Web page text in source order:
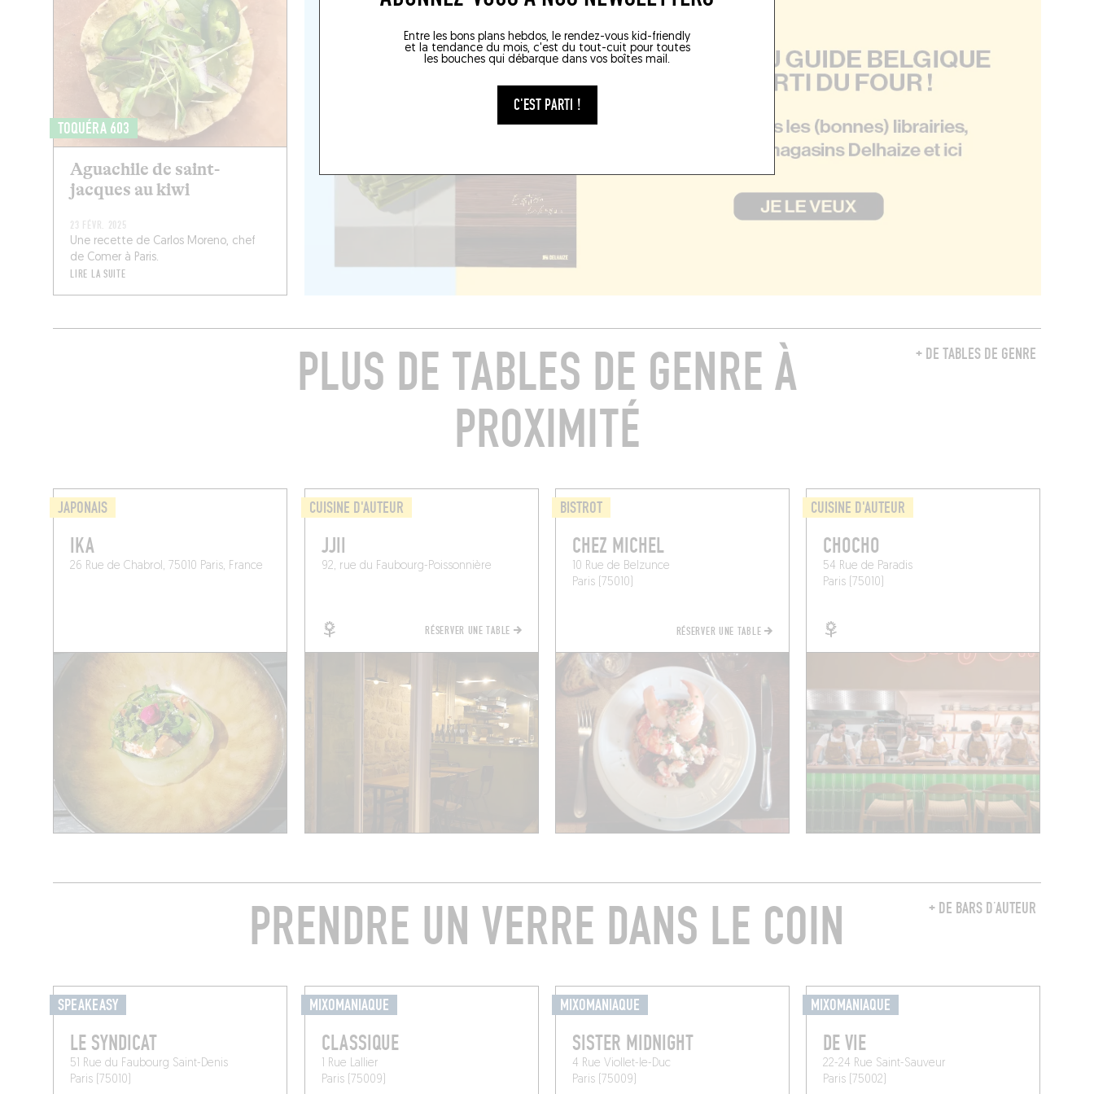
Entre les bons plans hebdos, le rendez-vous kid-friendly
et la tendance du mois, c'est du tout-cuit pour toutes
les bouches qui débarque dans vos boîtes mail.
C'EST PARTI !
TOQUÉRA 603
Aguachile de saint-
jacques au kiwi
23 FÉVR. 2025
Une recette de Carlos Moreno, chef
de Comer à Paris.
LIRE LA SUITE
+ DE TABLES DE GENRE
PLUS DE TABLES DE GENRE À
PROXIMITÉ
JAPONAIS
IKA
26 Rue de Chabrol, 75010 Paris, France
CUISINE D'AUTEUR
JJII
92, rue du Faubourg-Poissonnière
RÉSERVER UNE TABLE
BISTROT
CHEZ MICHEL
10 Rue de Belzunce
Paris (75010)
RÉSERVER UNE TABLE
CUISINE D'AUTEUR
CHOCHO
54 Rue de Paradis
Paris (75010)
+ DE BARS D’AUTEUR
PRENDRE UN VERRE DANS LE COIN
SPEAKEASY
LE SYNDICAT
51 Rue du Faubourg Saint-Denis
Paris (75010)
MIXOMANIAQUE
CLASSIQUE
1 Rue Lallier
Paris (75009)
MIXOMANIAQUE
SISTER MIDNIGHT
4 Rue Viollet-le-Duc
Paris (75009)
MIXOMANIAQUE
DE VIE
22-24 Rue Saint-Sauveur
Paris (75002)